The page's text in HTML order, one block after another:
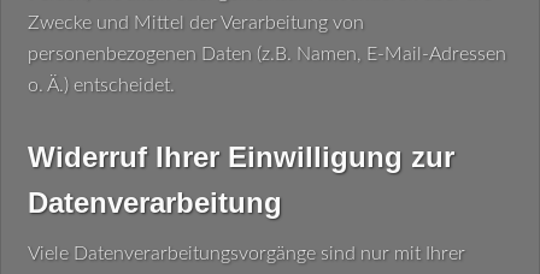
Zwecke und Mittel der Verarbeitung von
personenbezogenen Daten (z.B. Namen, E-Mail-Adressen
o. Ä.) entscheidet.
Widerruf Ihrer Einwilligung zur
Datenverarbeitung
Viele Datenverarbeitungsvorgänge sind nur mit Ihrer